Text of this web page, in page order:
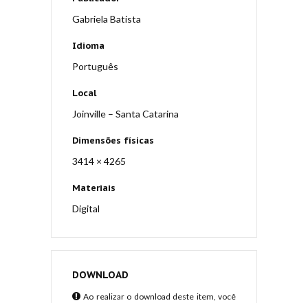
Gabriela Batista
Idioma
Português
Local
Joinville – Santa Catarina
Dimensões físicas
3414 × 4265
Materiais
Digital
DOWNLOAD
Ao realizar o download deste item, você